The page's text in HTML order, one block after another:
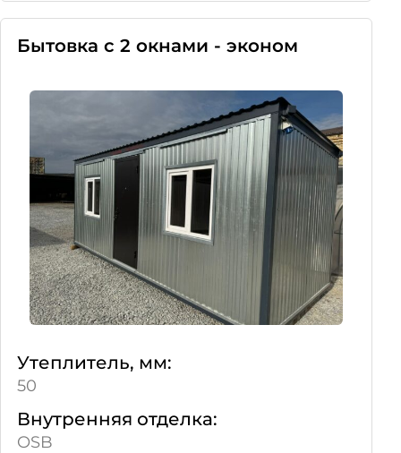
Бытовка с 2 окнами - эконом
Утеплитель, мм:
50
Внутренняя отделка:
OSB